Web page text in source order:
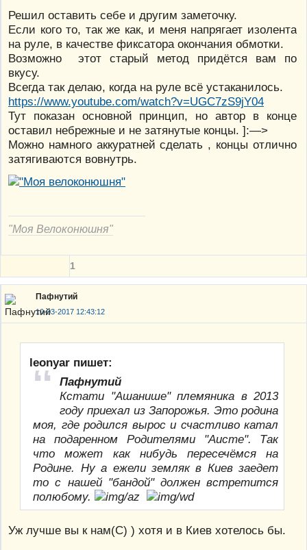
Решил оставить себе и другим заметочку.
Если кого то, так же как, и меня напрягает изолента
на руле, в качестве фиксатора окончания обмотки.
Возможно этот старый метод придётся вам по
вкусу.
Всегда так делаю, когда на руле всё устаканилось.
https://www.youtube.com/watch?v=UGC7zS9jY04
Тут показан основной принцип, но автор в конце
оставил небрежные и не затянутые концы. ]:—>
Можно намного аккуратней сделать , концы отлично
затягиваются вовнутрь.
"Моя Велоконюшня"
1
Пафнутий
10-03-2017 12:43:12
leonyar пишет:
Пафнутий
Кстати "Ашанише" племяника в 2013
году приехал из Запорожья. Это родина
моя, где родился вырос и счастливо катал
на подаренном Родителями "Аисте". Так
что может как нибудь пересечёмся на
Родине. Ну а ежели земляк в Киев заедет
то с нашей "бандой" должен встретится
полюбому.
Уж лучше вы к нам(С) ) хотя и в Киев хотелось бы.